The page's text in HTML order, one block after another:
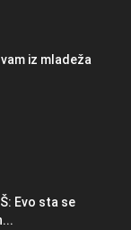
iz mladeža
Evo sta se